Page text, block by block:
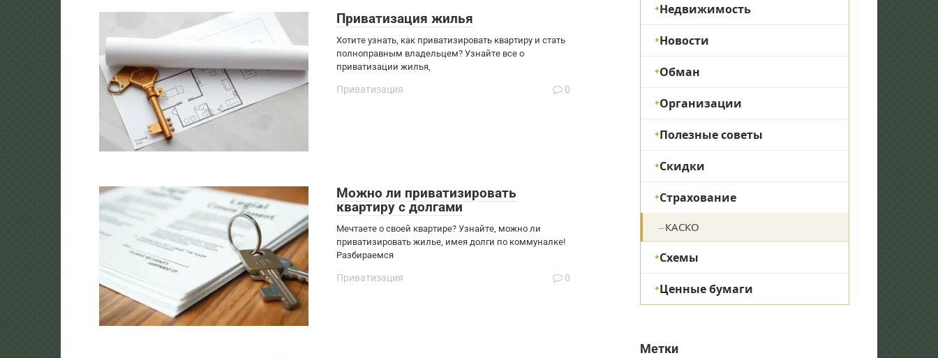
Приватизация жилья
Хотите узнать, как приватизировать квартиру и стать
полноправным владельцем? Узнайте все о
приватизации жилья,
Приватизация 0
Можно ли приватизировать
квартиру с долгами
Мечтаете о своей квартире? Узнайте, можно ли
приватизировать жилье, имея долги по коммуналке!
Разбираемся
Приватизация 0
Недвижимость
Новости
Обман
Организации
Полезные советы
Скидки
Страхование
КАСКО
Схемы
Ценные бумаги
Метки